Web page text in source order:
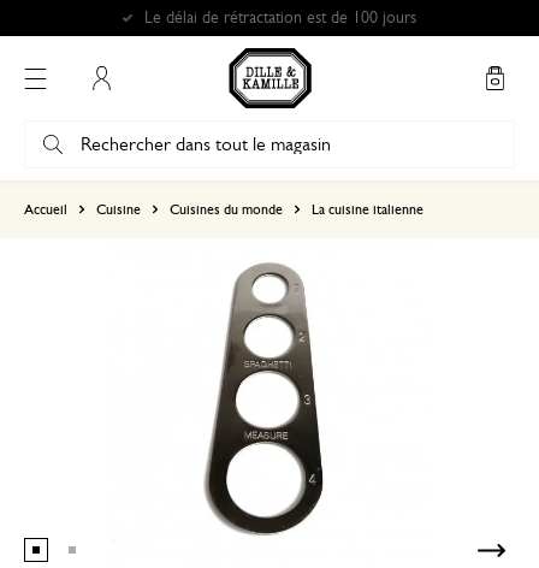
Le délai de rétractation est de 100 jours
Accueil Cuisine Cuisines du monde La cuisine italienne
14 janvier 2026
Seule une note a été attribuée, sans